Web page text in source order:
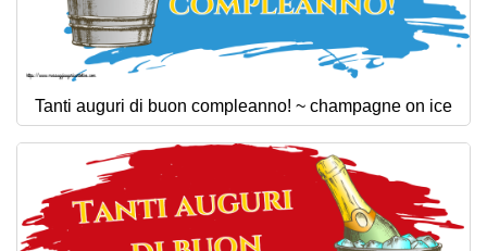
Tanti auguri di buon compleanno! ~ champagne on ice